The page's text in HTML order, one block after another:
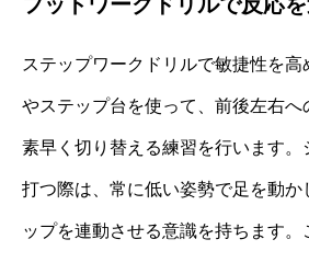
ステップワークドリルで敏捷性を
やステップ台を使って、前後左右へ
素早く切り替える練習を行います。
打つ際は、常に低い姿勢で足を動か
ップを連動させる意識を持ちます